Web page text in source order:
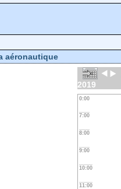
aéronautique
2019
0:00
7:00
8:00
9:00
10:00
11:00